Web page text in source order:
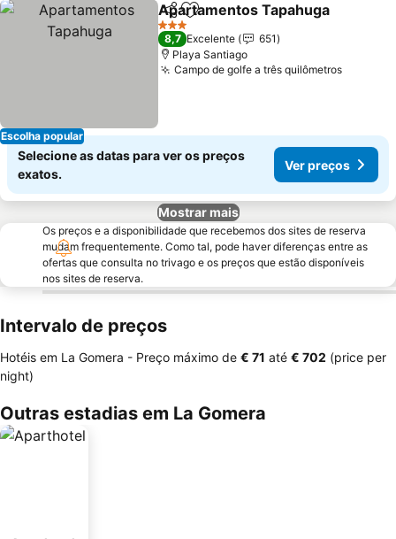
Escolha popular
PartilharAdicionar aos favoritos
Apartamentos Tapahuga
3 Estrelas
8,7 Excelente
651
Playa Santiago
Campo de golfe a três quilômetrosVer
Selecione as datas para ver os preços
exatos.
Ver preços
Mostrar mais
Os preços e a disponibilidade que recebemos dos sites de reserva
mudam frequentemente. Como tal, pode haver diferenças entre as
ofertas que consulta no trivago e os preços que estão disponíveis
nos sites de reserva.
Intervalo de preços
Hotéis em La Gomera - Preço máximo de ‎€ 71 até ‎€ 702 (price per
night)
Outras estadias em La Gomera